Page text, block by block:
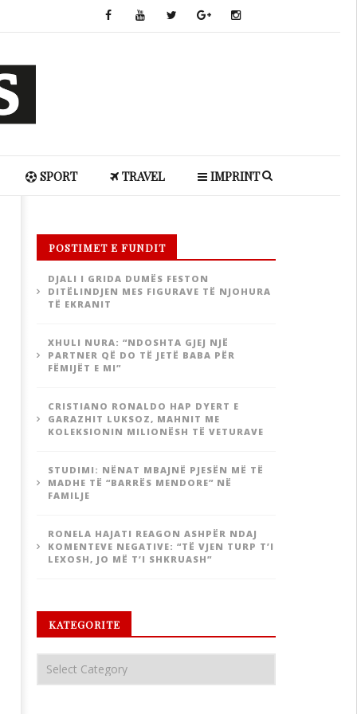
SPORT TRAVEL IMPRINT
POSTIMET E FUNDIT
DJALI I GRIDA DUMËS FESTON
DITËLINDJEN MES FIGURAVE TË NJOHURA
TË EKRANIT
XHULI NURA: “NDOSHTA GJEJ NJË
PARTNER QË DO TË JETË BABA PËR
FËMIJËT E MI”
CRISTIANO RONALDO HAP DYERT E
GARAZHIT LUKSOZ, MAHNIT ME
KOLEKSIONIN MILIONËSH TË VETURAVE
STUDIMI: NËNAT MBAJNË PJESËN MË TË
MADHE TË “BARRËS MENDORE” NË
FAMILJE
RONELA HAJATI REAGON ASHPËR NDAJ
KOMENTEVE NEGATIVE: “TË VJEN TURP T’I
LEXOSH, JO MË T’I SHKRUASH”
KATEGORITE